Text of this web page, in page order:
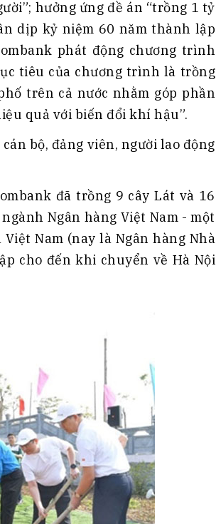
hưởng ứng đề án “trồng 1 tỷ
dịp kỷ niệm 60 năm thành lập
phát động chương trình
tiêu của chương trình là trồng
trên cả nước nhằm góp phần
quả với biến đổi khí hậu”.
bộ, đảng viên, người lao động
đã trồng 9 cây Lát và 16
Ngân hàng Việt Nam - một
Nam (nay là Ngân hàng Nhà
cho đến khi chuyển về Hà Nội